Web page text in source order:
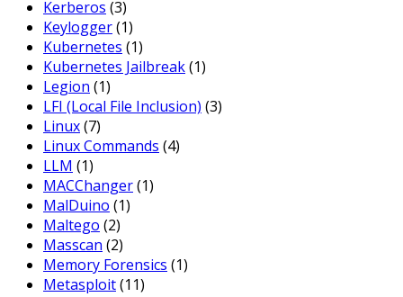
Kerberos (3)
Keylogger(1)
Kubernetes (1)
Kubernetes Jailbreak(1)
Legion (1)
LFI (Local File Inclusion) (3)
Linux(7)
Linux Commands (4)
LLM (1)
MACChanger(1)
MalDuino (1)
Maltego (2)
Masscan (2)
Memory Forensics (1)
Metasploit(11)